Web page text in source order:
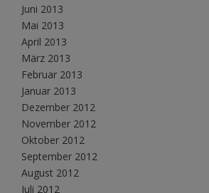
Juni 2013
Mai 2013
April 2013
März 2013
Februar 2013
Januar 2013
Dezember 2012
November 2012
Oktober 2012
September 2012
August 2012
Juli 2012